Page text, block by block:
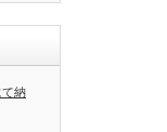
て納